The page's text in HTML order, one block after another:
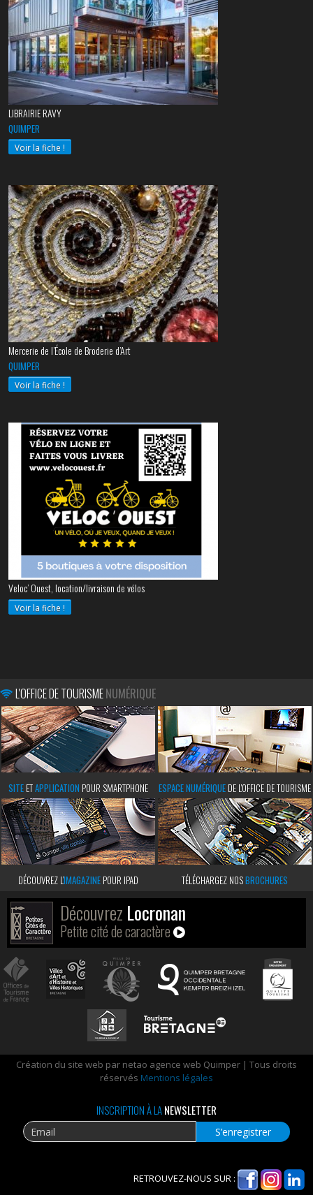
LIBRAIRIE RAVY
QUIMPER
Voir la fiche !
Mercerie de l’École de Broderie d’Art
QUIMPER
Voir la fiche !
Veloc’ Ouest, location/livraison de vélos
Voir la fiche !
L'OFFICE DE TOURISMENUMÉRIQUE
SITE ETAPPLICATION POUR SMARTPHONE ESPACE NUMÉRIQUE DE L'OFFICE DE TOURISME
DÉCOUVREZ L’IMAGAZINE POUR IPAD TÉLÉCHARGEZ NOSBROCHURES
Découvrez Locronan
Petite cité de caractère
Création du site web par netao agence web Quimper | Tous droits
réservés Mentions légales
INSCRIPTION À LANEWSLETTER
RETROUVEZ-NOUS SUR :